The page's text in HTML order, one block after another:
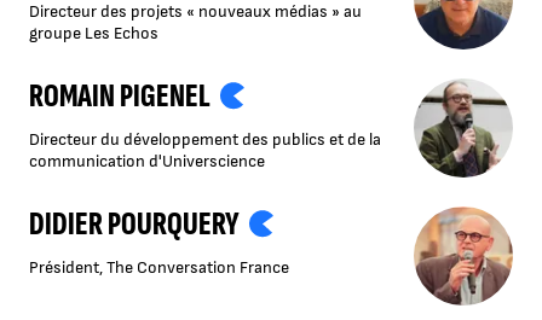
Directeur des projets « nouveaux médias » au
groupe Les Echos
ROMAIN PIGENEL
Directeur du développement des publics et de la
communication d'Universcience
DIDIER POURQUERY
Président, The Conversation France